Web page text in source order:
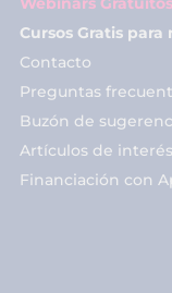
Cursos Gratis
Contacto
Preguntas
Buzón de
Artículos de interés
Financiación con